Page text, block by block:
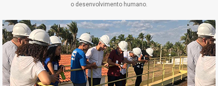
o desenvolvimento humano.